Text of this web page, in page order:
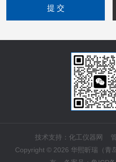
技术支持： 化工仪器网
Copyright © 2026 华熙昕瑞（青